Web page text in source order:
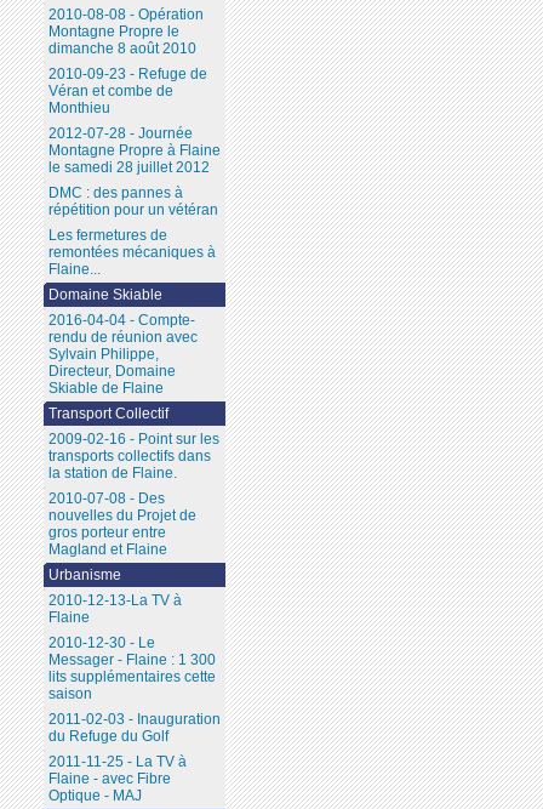
2010-08-08 - Opération
Montagne Propre le
dimanche 8 août 2010
2010-09-23 - Refuge de
Véran et combe de
Monthieu
2012-07-28 - Journée
Montagne Propre à Flaine
le samedi 28 juillet 2012
DMC : des pannes à
répétition pour un vétéran
Les fermetures de
remontées mécaniques à
Flaine...
Domaine Skiable
2016-04-04 - Compte-
rendu de réunion avec
Sylvain Philippe,
Directeur, Domaine
Skiable de Flaine
Transport Collectif
2009-02-16 - Point sur les
transports collectifs dans
la station de Flaine.
2010-07-08 - Des
nouvelles du Projet de
gros porteur entre
Magland et Flaine
Urbanisme
2010-12-13-La TV à
Flaine
2010-12-30 - Le
Messager - Flaine : 1 300
lits supplémentaires cette
saison
2011-02-03 - Inauguration
du Refuge du Golf
2011-11-25 - La TV à
Flaine - avec Fibre
Optique - MAJ